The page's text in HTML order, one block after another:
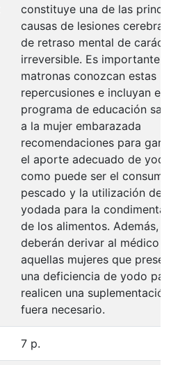
constituye una de las
causas de lesiones
de retraso mental de
irreversible. Es importante
matronas conozcan estas
repercusiones e incluyan en
programa de educación
a la mujer embarazada
recomendaciones para
el aporte adecuado de
como puede ser el
pescado y la utilización de
yodada para la
de los alimentos. Además,
deberán derivar al médico a
aquellas mujeres que
una deficiencia de yodo
realicen una
fuera necesario.
7 p.